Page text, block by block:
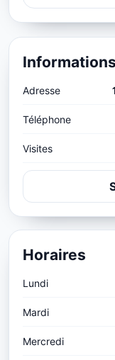
Adresse
Téléphone
Visites
Horaires
Lundi
Mardi
Mercredi